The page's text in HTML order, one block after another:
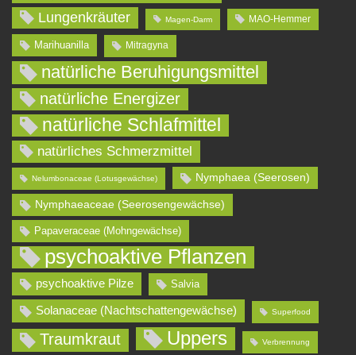
Lungenkräuter Magen-Darm MAO-Hemmer
Marihuanilla Mitragyna
natürliche Beruhigungsmittel
natürliche Energizer
natürliche Schlafmittel
natürliches Schmerzmittel
Nelumbonaceae (Lotusgewächse) Nymphaea (Seerosen)
Nymphaeaceae (Seerosengewächse)
Papaveraceae (Mohngewächse)
psychoaktive Pflanzen
psychoaktive Pilze Salvia
Solanaceae (Nachtschattengewächse) Superfood
Traumkraut Uppers Verbrennung